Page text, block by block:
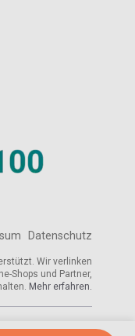
Datenschutz
Wir verlinken
Shops und Partner,
Mehr erfahren.